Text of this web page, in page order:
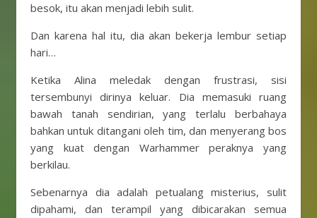
besok, itu akan menjadi lebih sulit.
Dan karena hal itu, dia akan bekerja lembur setiap
hari…
Ketika Alina meledak dengan frustrasi, sisi
tersembunyi dirinya keluar. Dia memasuki ruang
bawah tanah sendirian, yang terlalu berbahaya
bahkan untuk ditangani oleh tim, dan menyerang bos
yang kuat dengan Warhammer peraknya yang
berkilau.
Sebenarnya dia adalah petualang misterius, sulit
dipahami, dan terampil yang dibicarakan semua